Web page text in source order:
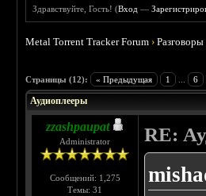
Здравствуйте, Гость! (Вход —
Metal Torrent Tracker Forum ›
Страницы (12): « Предыдущая 1 6
Аудиоплееры
zzashpaupat
Administrator
Сообщений: 1,275
Темы: 31
RE: